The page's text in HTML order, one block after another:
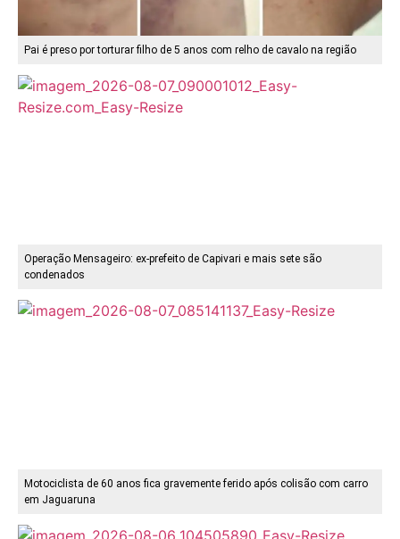
Pai é preso por torturar filho de 5 anos com relho de cavalo na região
Operação Mensageiro: ex-prefeito de Capivari e mais sete são
condenados
Motociclista de 60 anos fica gravemente ferido após colisão com carro
em Jaguaruna